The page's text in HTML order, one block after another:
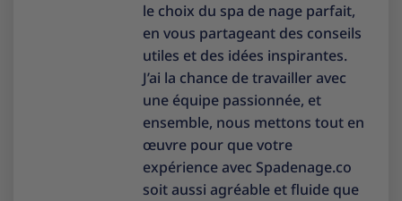
le choix du spa de nage parfait,
en vous partageant des conseils
utiles et des idées inspirantes.
J’ai la chance de travailler avec
une équipe passionnée, et
ensemble, nous mettons tout en
œuvre pour que votre
expérience avec Spadenage.co
soit aussi agréable et fluide que